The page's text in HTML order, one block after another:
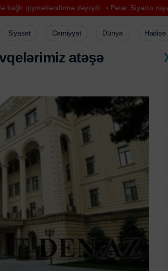
dəyişdi Peter Siyarto rüşvət işi ilə
Siyasət Cəmiyyət Dünya Hadisə
qelərimiz atəşə